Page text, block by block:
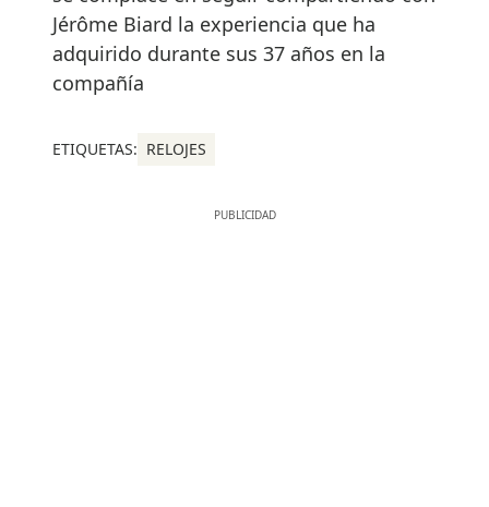
Jérôme Biard la experiencia que ha
adquirido durante sus 37 años en la
compañía
ETIQUETAS: RELOJES